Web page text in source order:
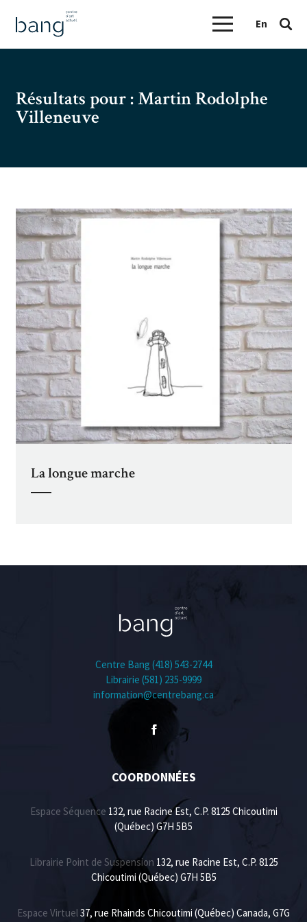
En
Résultats pour :Martin Rodolphe
Villeneuve
La longue marche
Centre Bang (418) 543-2744
Librairie (581) 235-9999
information@centrebang.ca
COORDONNÉES
Espace Séquence 132, rue Racine Est, C.P. 8125 Chicoutimi
(Québec) G7H 5B5
Librairie Point de Suspension 132, rue Racine Est, C.P. 8125
Chicoutimi (Québec) G7H 5B5
Espace Virtuel37, rue Rhainds Chicoutimi (Québec) Canada, G7G